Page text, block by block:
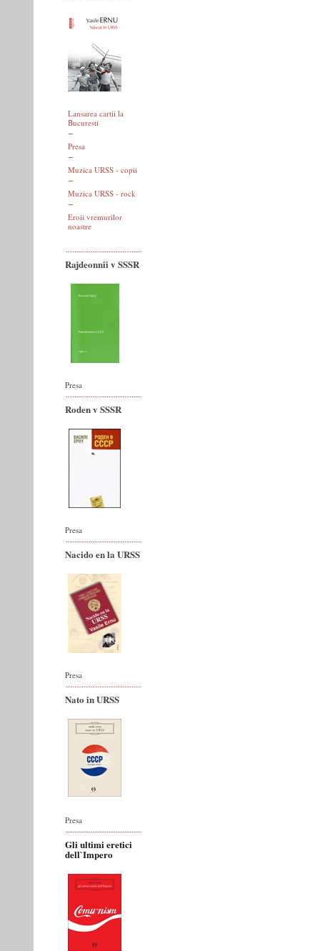
Lansarea cartii la
Bucuresti
Presa
Muzica URSS - copii
Muzica URSS - rock
Eroii vremurilor
noastre
Rajdeonnîi v SSSR
Presa
Roden v SSSR
Presa
Nacido en la URSS
Presa
Nato in URSS
Presa
Gli ultimi eretici
dell`Impero